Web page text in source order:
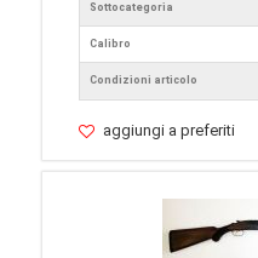
Sottocategoria
Calibro
Condizioni articolo
aggiungi a preferiti